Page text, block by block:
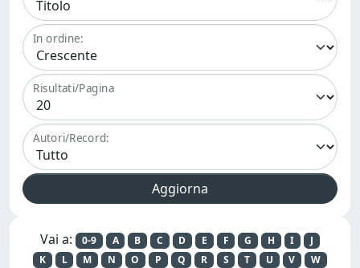
In ordine:
Risultati/Pagina
Autori/Record:
Vai a: 0-9 A B C D E F G H I
J
K
L M N O P Q R S T U V
W